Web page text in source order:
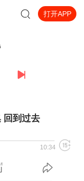
打开APP
回到过去
10:34